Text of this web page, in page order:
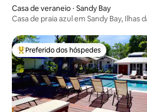
Casa de veraneio ⋅ Sandy Bay
Casa de praia azul em Sandy Bay, Ilhas
Entre os melhores preferidos dos
Preferido dos hóspedes